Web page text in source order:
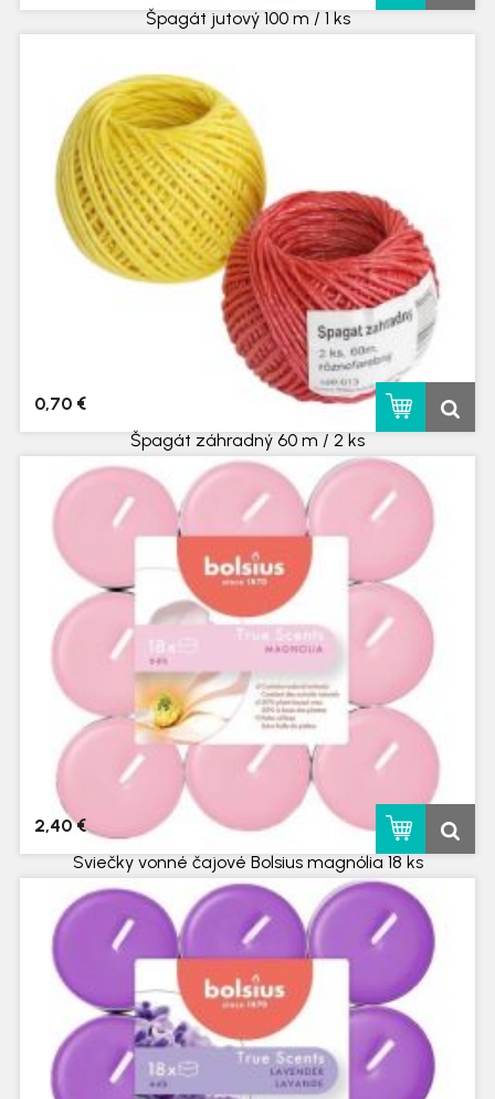
Špagát jutový 100 m / 1 ks
skladom
Špagát záhradný 60 m / 2 ks
skladom
0,70 €
Sviečky vonné čajové Bolsius magnólia 18 ks
skladom
2,40 €